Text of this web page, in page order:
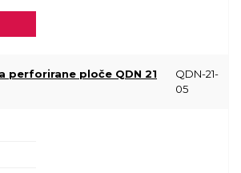
perforirane ploče QDN 21
QDN-21-
05